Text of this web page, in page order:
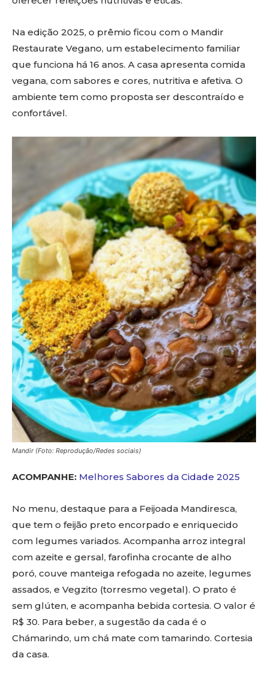
Na edição 2025, o prêmio ficou com o Mandir
Restaurate Vegano, um estabelecimento familiar
que funciona há 16 anos. A casa apresenta comida
vegana, com sabores e cores, nutritiva e afetiva. O
ambiente tem como proposta ser descontraído e
confortável.
Mandir (Foto: Reprodução/Redes sociais)
ACOMPANHE: Melhores Sabores da Cidade 2025
No menu, destaque para a Feijoada Mandiresca,
que tem o feijão preto encorpado e enriquecido
com legumes variados. Acompanha arroz integral
com azeite e gersal, farofinha crocante de alho
poró, couve manteiga refogada no azeite, legumes
assados, e Vegzito (torresmo vegetal). O prato é
sem glúten, e acompanha bebida cortesia. O valor é
R$ 30. Para beber, a sugestão da cada é o
Chámarindo, um chá mate com tamarindo. Cortesia
da casa.